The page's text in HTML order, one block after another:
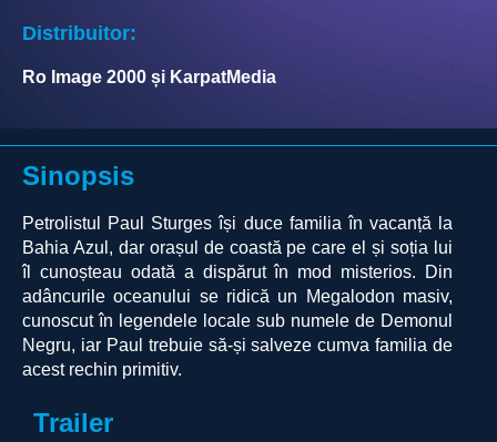
Distribuitor:
Ro Image 2000 și KarpatMedia
Sinopsis
Petrolistul Paul Sturges își duce familia în vacanță la
Bahia Azul, dar orașul de coastă pe care el și soția lui
îl cunoșteau odată a dispărut în mod misterios. Din
adâncurile oceanului se ridică un Megalodon masiv,
cunoscut în legendele locale sub numele de Demonul
Negru, iar Paul trebuie să-și salveze cumva familia de
acest rechin primitiv.
Trailer